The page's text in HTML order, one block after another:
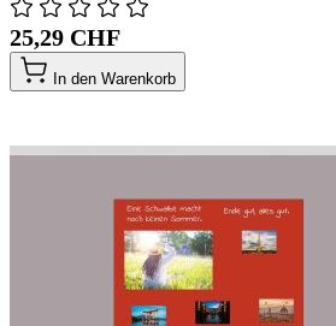
25,29 CHF
In den Warenkorb